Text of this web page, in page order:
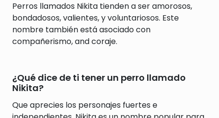
Perros llamados Nikita tienden a ser amorosos,
bondadosos, valientes, y voluntariosos. Este
nombre también está asociado con
compañerismo, and coraje.
¿Qué dice de ti tener un perro llamado
Nikita?
Que aprecies los personajes fuertes e